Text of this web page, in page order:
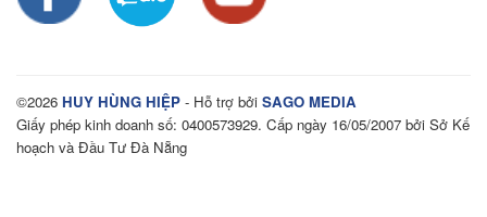
©2026 HUY HÙNG HIỆP - Hỗ trợ bởi SAGO MEDIA
Giấy phép kinh doanh số: 0400573929. Cấp ngày 16/05/2007 bởi Sở Kế
hoạch và Đầu Tư Đà Nẵng